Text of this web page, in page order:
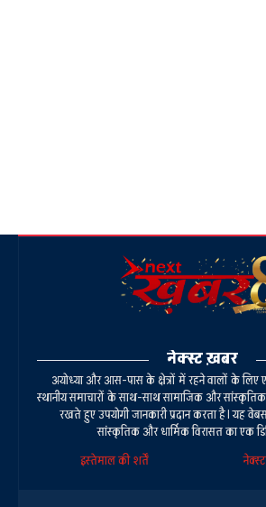
नेक्स्ट ख़बर
अयोध्या और आस-पास के क्षेत्रों में रहने वालों के लिए
स्थानीय समाचारों के साथ-साथ सामाजिक और
रखते हुए उपयोगी जानकारी प्रदान करता है। यह
सांस्कृतिक और धार्मिक विरासत का एक
इस्तेमाल की शर्तें